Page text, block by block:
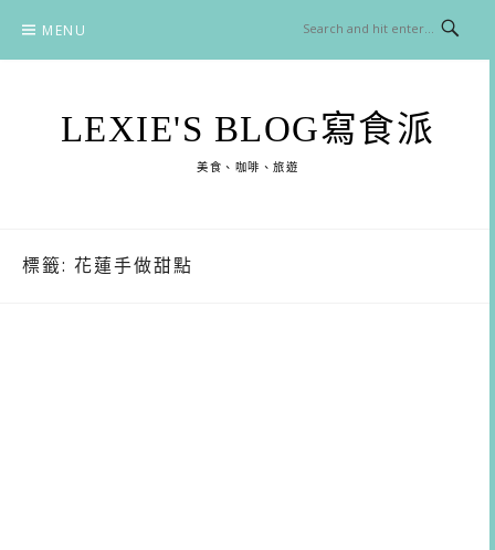
content
MENU
LEXIE'S BLOG寫食派
美食、咖啡、旅遊
標籤: 花蓮手做甜點